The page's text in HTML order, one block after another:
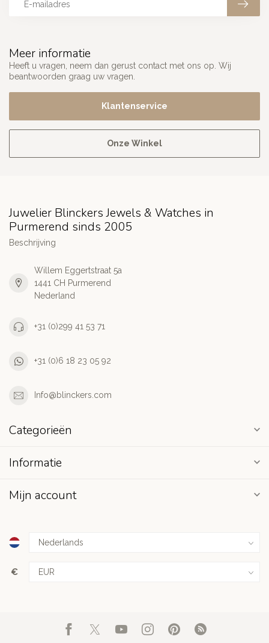
Meer informatie
Heeft u vragen, neem dan gerust contact met ons op. Wij
beantwoorden graag uw vragen.
Klantenservice
Onze Winkel
Juwelier Blinckers Jewels & Watches in
Purmerend sinds 2005
Beschrijving
Willem Eggertstraat 5a
1441 CH Purmerend
Nederland
+31 (0)299 41 53 71
+31 (0)6 18 23 05 92
Info@blinckers.com
Categorieën
Informatie
Mijn account
€